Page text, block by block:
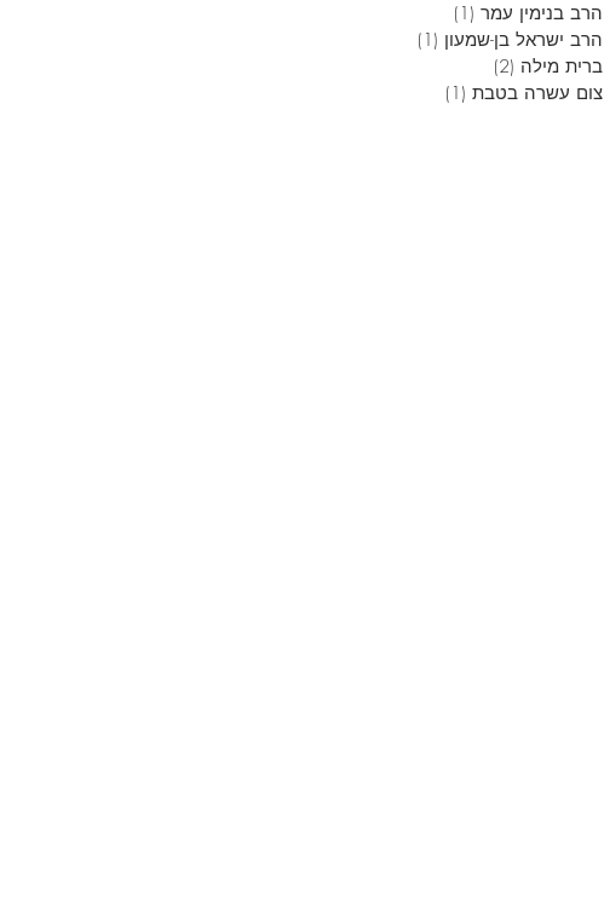
הרב בנימין עמר (1)
הרב ישראל בן-שמעון (1)
ברית מילה (2)
צום עשרה בטבת (1)